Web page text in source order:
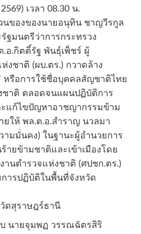
เวลา 08.30 น.
นของของนายอนุทิน ชาญวีรกูล
ฐมนตรีว่าการกระทรวง
อ.กิตติ์รัฐ พันธุ์เพ็ชร์ ผู้
งชาติ (ผบ.ตร.) กวาดล้าง
หรือการใช้ชื่อบุคคลสัญชาติไทย
าติ ตลอดจนแผนปฏิบัติการ
แก้ไขปัญหาอาชญากรรมข้าม
ยให้ พล.ต.อ.สำราญ นวลมา
ามมั่นคง) ในฐานะผู้อำนวยการ
ายข้ามชาติและเข้าเมืองโดย
านตำรวจแห่งชาติ (ศปชก.ตร.)
ารปฏิบัติในพื้นที่จังหวัด
ดสุราษฎร์ธานี
นายจุมพฏ วรรณฉัตรสิริ